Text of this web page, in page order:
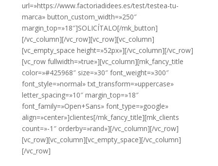
url=»https://www.factoriadidees.es/test/testea-tu-
marca» button_custom_width=»250″
margin_top=»18″]SOLICÍTALO[/mk_button]
[/vc_column][/vc_row][vc_row][vc_column]
[vc_empty_space height=»52px»][/vc_column][/vc_row]
[vc_row fullwidth=»true»][vc_column][mk_fancy_title
color=»#425968″ size=»30″ font_weight=»300″
font_style=»normal» txt_transform=»uppercase»
letter_spacing=»10″ margin_top=»18″
font_family=»Open+Sans» font_type=»google»
align=»center»]clientes[/mk_fancy_title][mk_clients
count=»-1″ orderby=»rand»][/vc_column][/vc_row]
[vc_row][vc_column][vc_empty_space][/vc_column]
[/vc_row]